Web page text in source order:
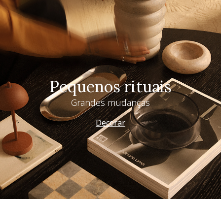
Especial Dia dos Pais
Westwing + @_nathaliacandelaria
Vem ver